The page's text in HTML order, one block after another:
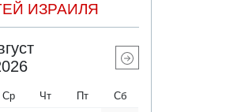
ИЗРАИЛЯ
Ср Чт Пт Сб